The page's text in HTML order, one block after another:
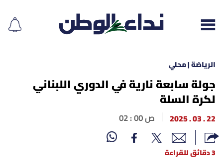
إقرأ الجريدة
لبنان
الغلاف
الرياضة | محلي
جولة سابعة نارية في الدوري اللبناني
لكرة السلة
22 . 03 . 2025 02 : 00 ص
3 دقائق للقراءة